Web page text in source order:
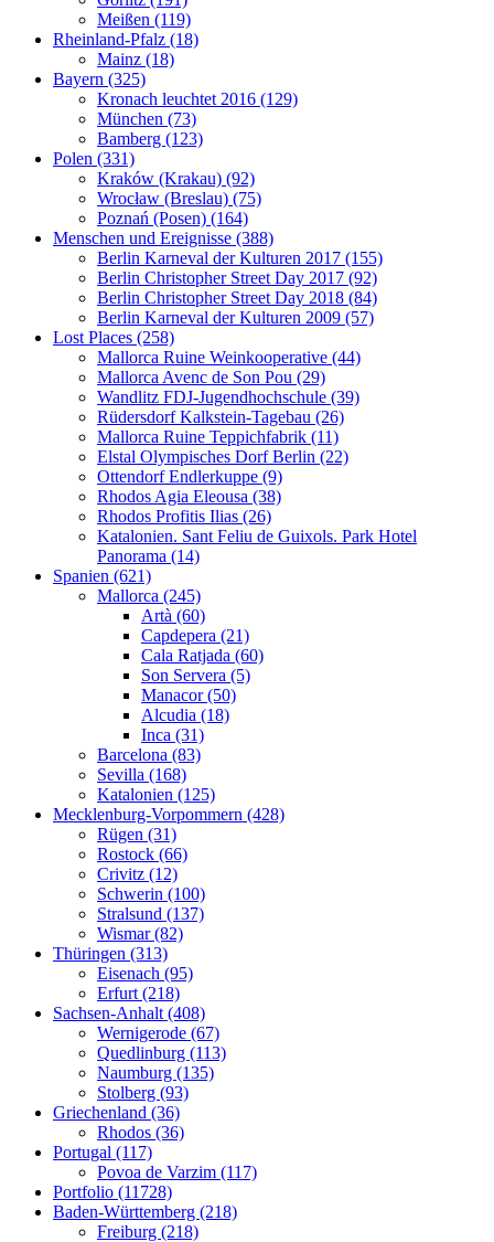
Meißen (119)
Rheinland-Pfalz (18)
Mainz (18)
Bayern (325)
Kronach leuchtet 2016 (129)
München (73)
Bamberg (123)
Polen (331)
Kraków (Krakau) (92)
Wrocław (Breslau) (75)
Poznań (Posen) (164)
Menschen und Ereignisse (388)
Berlin Karneval der Kulturen 2017 (155)
Berlin Christopher Street Day 2017 (92)
Berlin Christopher Street Day 2018 (84)
Berlin Karneval der Kulturen 2009 (57)
Lost Places (258)
Mallorca Ruine Weinkooperative (44)
Mallorca Avenc de Son Pou (29)
Wandlitz FDJ-Jugendhochschule (39)
Rüdersdorf Kalkstein-Tagebau (26)
Mallorca Ruine Teppichfabrik (11)
Elstal Olympisches Dorf Berlin (22)
Ottendorf Endlerkuppe (9)
Rhodos Agia Eleousa (38)
Rhodos Profitis Ilias (26)
Katalonien. Sant Feliu de Guixols. Park Hotel
Panorama (14)
Spanien (621)
Mallorca (245)
Artà (60)
Capdepera (21)
Cala Ratjada (60)
Son Servera (5)
Manacor (50)
Alcudia (18)
Inca (31)
Barcelona (83)
Sevilla (168)
Katalonien (125)
Mecklenburg-Vorpommern (428)
Rügen (31)
Rostock (66)
Crivitz (12)
Schwerin (100)
Stralsund (137)
Wismar (82)
Thüringen (313)
Eisenach (95)
Erfurt (218)
Sachsen-Anhalt (408)
Wernigerode (67)
Quedlinburg (113)
Naumburg (135)
Stolberg (93)
Griechenland (36)
Rhodos (36)
Portugal (117)
Povoa de Varzim (117)
Portfolio (11728)
Baden-Württemberg (218)
Freiburg (218)